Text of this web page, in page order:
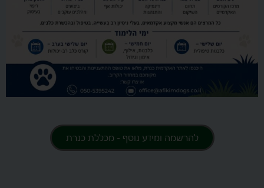
להרשמה ומידע נוסף - מכללת כנרת